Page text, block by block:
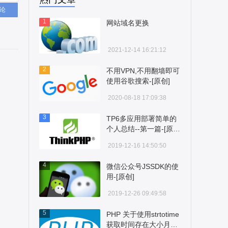
1 网站域名更换
2021-12-14 16:21:12
2
不用VPN,不用翻墙即可
使用谷歌搜索-[原创]
2020-08-18 17:09:38
3
TP6多应用部署简单的
个人总结--第一篇-[原
2019-12-16 14:50:50
4
微信公众号JSSDK的使
用-[原创]
2019-12-26 09:49:58
5
PHP 关于使用strtotime
获取时间存在大小月问